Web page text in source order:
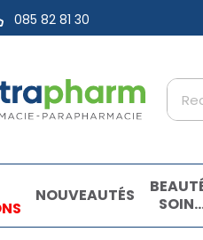
085 82 81 30
pharmacie en ligne à
NOUVEAUTÉS
SOINS
ET